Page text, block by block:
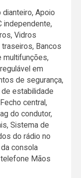
Apoio
independente,
Vidros
Bancos
multifunções,
em
de segurança,
estabilidade
central,
do condutor,
Sistema de
do rádio no
consola
telefone Mãos